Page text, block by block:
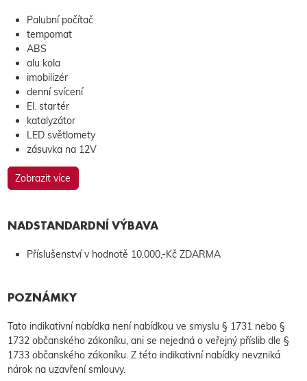
Palubní počítač
tempomat
ABS
alu kola
imobilizér
denní svícení
El. startér
katalyzátor
LED světlomety
zásuvka na 12V
Zobrazit více
NADSTANDARDNÍ VÝBAVA
Příslušenství v hodnotě 10.000,-Kč ZDARMA
POZNÁMKY
Tato indikativní nabídka není nabídkou ve smyslu § 1731 nebo §
1732 občanského zákoníku, ani se nejedná o veřejný příslib dle §
1733 občanského zákoníku. Z této indikativní nabídky nevzniká
nárok na uzavření smlouvy.